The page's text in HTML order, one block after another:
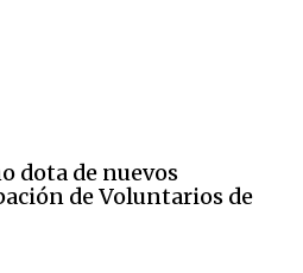
dota de nuevos
de Voluntarios de